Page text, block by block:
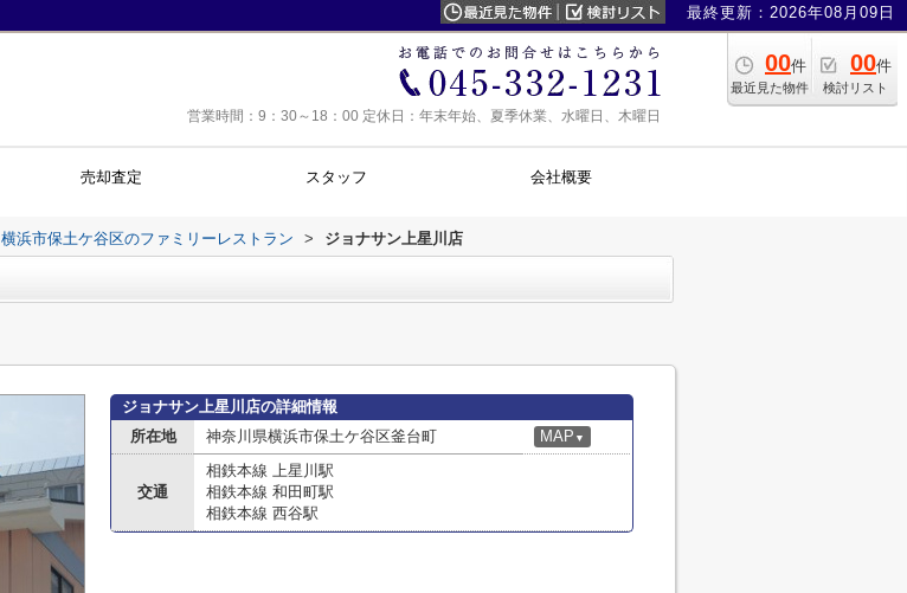
最終更新：2026年08月09日
00件
最近見た物件
00件
検討リスト
営業時間：9：30～18：00 定休日：年末年始、夏季休業、水曜日、木曜日
売却査定 スタッフ 会社概要
横浜市保土ケ谷区のファミリーレストラン > ジョナサン上星川店
ジョナサン上星川店の詳細情報
所在地
神奈川県横浜市保土ケ谷区釜台町 MAP ▼
交通
相鉄本線 上星川駅
相鉄本線 和田町駅
相鉄本線 西谷駅